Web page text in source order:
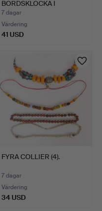
BORDSKLOCKA I
KOPPARFÄRGAT GLAS …
7 dagar
Värdering
41 USD
föremål
FYRA COLLIER (4).
7 dagar
Värdering
34 USD